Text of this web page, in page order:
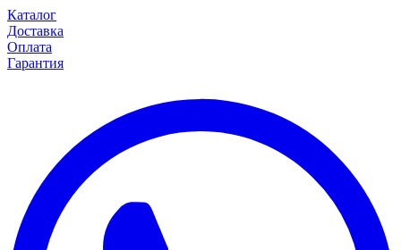
Каталог
Доставка
Оплата
Гарантия